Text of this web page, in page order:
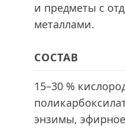
и предметы с
металлами.
СОСТАВ
15–30 %
энзимы,